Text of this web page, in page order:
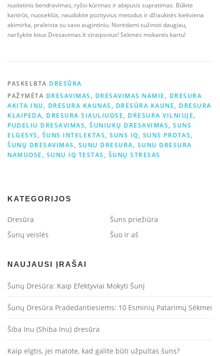
nuolatinis bendravimas, ryšio kūrimas ir abipusis supratimas. Būkite
kantrūs, nuoseklūs, naudokite pozityvius metodus ir džiaukitės kiekviena
akimirka, praleista su savo augintiniu. Norėdami sužinoti daugiau,
naršykite kitus Dresavimas.lt straipsnius! Sėkmės mokantis kartu!
PASKELBTA DRESŪRA
PAŽYMĖTA DRESAVIMAS , DRESAVIMAS NAMIE , DRESURA
AKITA INU , DRESURA KAUNAS , DRESŪRA KAUNE, DRESURA
KLAIPEDA, DRESURA SIAULIUOSE, DRESURA VILNIUJE,
PUDELIU DRESAVIMAS, ŠUNIUKŲ DRESAVIMAS, SUNS
ELGESYS , ŠUNS INTELEKTAS, SUNS IQ, SUNS PROTAS,
ŠUNŲ DRESAVIMAS , SUNU DRESURA, SUNU DRESURA
NAMUOSE , SUNU IQ TESTAS , ŠUNŲ STRESAS
KATEGORIJOS
Dresūra
Šuns priežiūra
Šunų veislės
Šuo ir aš
NAUJAUSI ĮRAŠAI
Šunų Dresūra: Kaip Efektyviai Mokyti Šunį
Šunų Dresūra Pradedantiesiems: 10 Esminių Patarimų Sėkmei
Šiba Inu (Shiba Inu) dresūra
Kaip elgtis, jei matote, kad galite būti užpultas šuns?